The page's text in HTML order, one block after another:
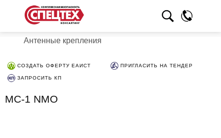
Антенные крепления
СОЗДАТЬ ОФЕРТУ ЕАИСТ ПРИГЛАСИТЬ НА ТЕНДЕР
ЗАПРОСИТЬ КП
MC-1 NMO